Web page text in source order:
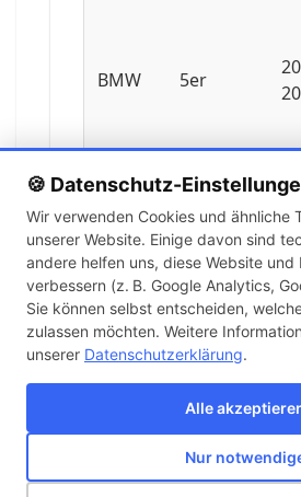
🍪 Datenschutz-
Wir verwenden Cookies und ähnliche
unserer Website. Einige davon sind
andere helfen uns, diese Website und
verbessern (z. B. Google Analytics,
Sie können selbst entscheiden,
zulassen möchten. Weitere
unserer Datenschutzerklärung.
Alle
Nur
BMW 5er
BMW 5er
BMW 5er
Über unsKontaktVersand